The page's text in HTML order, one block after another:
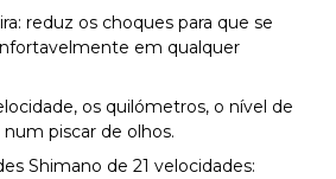
reduz os choques para que se
em qualquer
os quilómetros, o nível de
piscar de olhos.
Shimano de 21 velocidades: